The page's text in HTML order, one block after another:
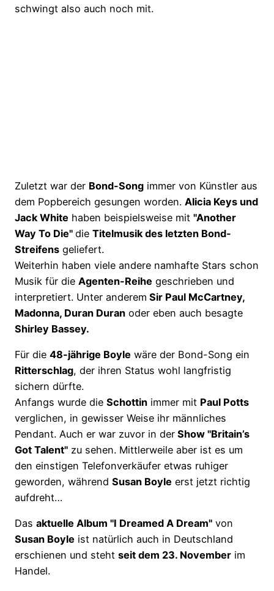
schwingt also auch noch mit.
Zuletzt war der Bond-Song immer von Künstler aus
dem Popbereich gesungen worden. Alicia Keys und
Jack White haben beispielsweise mit "Another
Way To Die" die Titelmusik des letzten Bond-
Streifens geliefert.
Weiterhin haben viele andere namhafte Stars schon
Musik für die Agenten-Reihe geschrieben und
interpretiert. Unter anderem Sir Paul McCartney,
Madonna, Duran Duran oder eben auch besagte
Shirley Bassey.
Für die 48-jährige Boyle wäre der Bond-Song ein
Ritterschlag, der ihren Status wohl langfristig
sichern dürfte.
Anfangs wurde die Schottin immer mit Paul Potts
verglichen, in gewisser Weise ihr männliches
Pendant. Auch er war zuvor in der Show "Britain’s
Got Talent" zu sehen. Mittlerweile aber ist es um
den einstigen Telefonverkäufer etwas ruhiger
geworden, während Susan Boyle erst jetzt richtig
aufdreht…
Das aktuelle Album "I Dreamed A Dream" von
Susan Boyle ist natürlich auch in Deutschland
erschienen und steht seit dem 23. November im
Handel.